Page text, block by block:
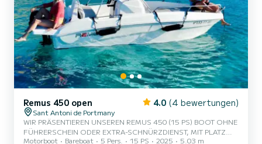
Remus 450 open 4.0 (4 bewertungen)
Sant Antoni de Portmany
WIR PRÄSENTIEREN UNSEREN REMUS 450 (15 PS) BOOT OHNE
FÜHRERSCHEIN ODER EXTRA-SCHNÜRZDIENST, MIT PLATZ
FÜR 5 PERSONEN. BEI IHRER MIETE INKLUSIVE GRATIS PADDLE
Motorboot Bareboat 5 Pers. 15 PS 2025
5.03 m